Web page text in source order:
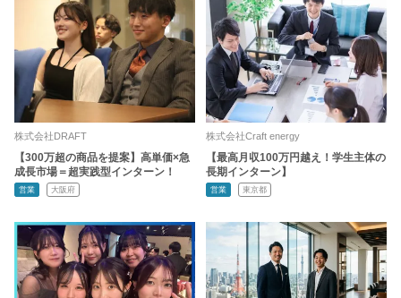
株式会社DRAFT
【300万超の商品を提案】高単価×急
成長市場＝超実践型インターン！
営業 大阪府
株式会社Craft energy
【最高月収100万円越え！学生主体の
長期インターン】
営業 東京都